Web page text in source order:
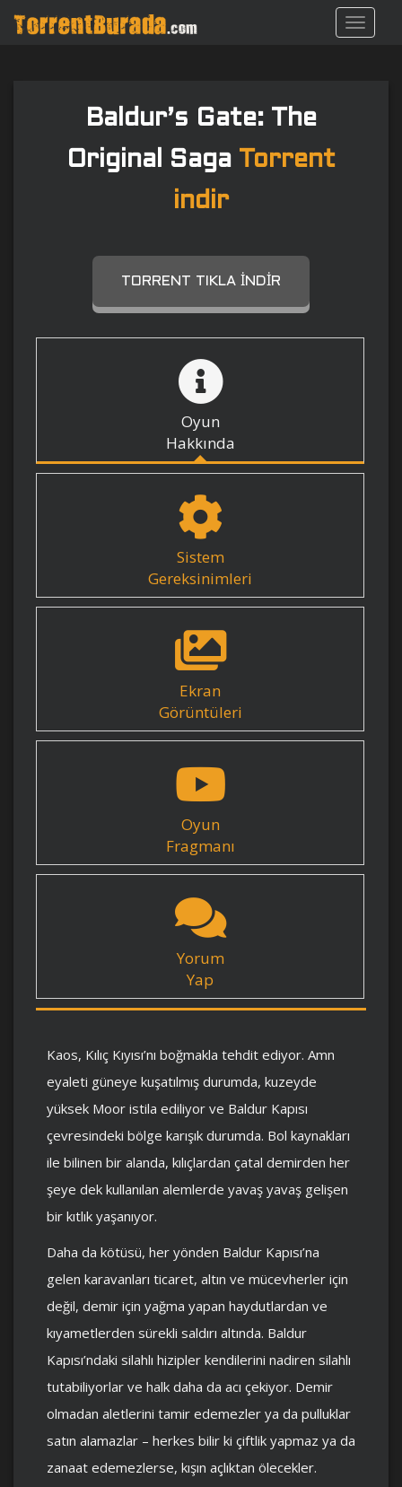
Baldur’s Gate: The
Original Saga
Torrent
indir
TORRENT TIKLA İNDIR
Oyun
Hakkında
Sistem
Gereksinimleri
Ekran
Görüntüleri
Oyun
Fragmanı
Yorum
Yap
Kaos, Kılıç Kıyısı’nı boğmakla tehdit ediyor. Amn
eyaleti güneye kuşatılmış durumda, kuzeyde
yüksek Moor istila ediliyor ve Baldur Kapısı
çevresindeki bölge karışık durumda. Bol kaynakları
ile bilinen bir alanda, kılıçlardan çatal demirden her
şeye dek kullanılan alemlerde yavaş yavaş gelişen
bir kıtlık yaşanıyor.
Daha da kötüsü, her yönden Baldur Kapısı’na
gelen karavanları ticaret, altın ve mücevherler için
değil, demir için yağma yapan haydutlardan ve
kıyametlerden sürekli saldırı altında. Baldur
Kapısı’ndaki silahlı hizipler kendilerini nadiren silahlı
tutabiliyorlar ve halk daha da acı çekiyor. Demir
olmadan aletlerini tamir edemezler ya da pulluklar
satın alamazlar – herkes bilir ki çiftlik yapmaz ya da
zanaat edemezlerse, kışın açlıktan ölecekler.